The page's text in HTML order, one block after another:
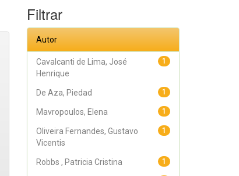
Filtrar
Autor
1
Cavalcanti de Lima, José
Henrique
1
De Aza, Piedad
1
Mavropoulos, Elena
1
Oliveira Fernandes, Gustavo
Vicentis
1
Robbs , Patricia Cristina